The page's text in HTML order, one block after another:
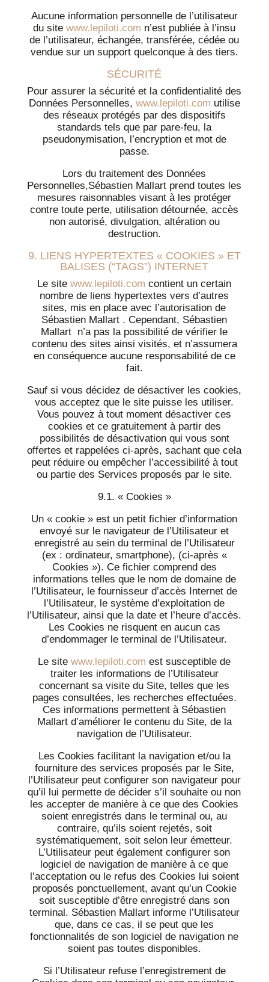
Aucune information personnelle de l’utilisateur
du sitewww.lepiloti.com n’est publiée à l’insu
de l’utilisateur, échangée, transférée, cédée ou
vendue sur un support quelconque à des tiers.
SÉCURITÉ
Pour assurer la sécurité et la confidentialité des
Données Personnelles, www.lepiloti.com utilise
des réseaux protégés par des dispositifs
standards tels que par pare-feu, la
pseudonymisation, l’encryption et mot de
passe.
Lors du traitement des Données
Personnelles,Sébastien Mallart prend toutes les
mesures raisonnables visant à les protéger
contre toute perte, utilisation détournée, accès
non autorisé, divulgation, altération ou
destruction.
9. LIENS HYPERTEXTES « COOKIES » ET
BALISES (“TAGS”) INTERNET
Le site www.lepiloti.com contient un certain
nombre de liens hypertextes vers d’autres
sites, mis en place avec l’autorisation de
Sébastien Mallart . Cependant, Sébastien
Mallart n’a pas la possibilité de vérifier le
contenu des sites ainsi visités, et n’assumera
en conséquence aucune responsabilité de ce
fait.
Sauf si vous décidez de désactiver les cookies,
vous acceptez que le site puisse les utiliser.
Vous pouvez à tout moment désactiver ces
cookies et ce gratuitement à partir des
possibilités de désactivation qui vous sont
offertes et rappelées ci-après, sachant que cela
peut réduire ou empêcher l’accessibilité à tout
ou partie des Services proposés par le site.
9.1. « Cookies »
Un « cookie » est un petit fichier d’information
envoyé sur le navigateur de l’Utilisateur et
enregistré au sein du terminal de l’Utilisateur
(ex : ordinateur, smartphone), (ci-après «
Cookies »). Ce fichier comprend des
informations telles que le nom de domaine de
l’Utilisateur, le fournisseur d’accès Internet de
l’Utilisateur, le système d’exploitation de
l’Utilisateur, ainsi que la date et l’heure d’accès.
Les Cookies ne risquent en aucun cas
d’endommager le terminal de l’Utilisateur.
Le sitewww.lepiloti.com est susceptible de
traiter les informations de l’Utilisateur
concernant sa visite du Site, telles que les
pages consultées, les recherches effectuées.
Ces informations permettent à Sébastien
Mallart d’améliorer le contenu du Site, de la
navigation de l’Utilisateur.
Les Cookies facilitant la navigation et/ou la
fourniture des services proposés par le Site,
l’Utilisateur peut configurer son navigateur pour
qu’il lui permette de décider s’il souhaite ou non
les accepter de manière à ce que des Cookies
soient enregistrés dans le terminal ou, au
contraire, qu’ils soient rejetés, soit
systématiquement, soit selon leur émetteur.
L’Utilisateur peut également configurer son
logiciel de navigation de manière à ce que
l’acceptation ou le refus des Cookies lui soient
proposés ponctuellement, avant qu’un Cookie
soit susceptible d’être enregistré dans son
terminal. Sébastien Mallart informe l’Utilisateur
que, dans ce cas, il se peut que les
fonctionnalités de son logiciel de navigation ne
soient pas toutes disponibles.
Si l’Utilisateur refuse l’enregistrement de